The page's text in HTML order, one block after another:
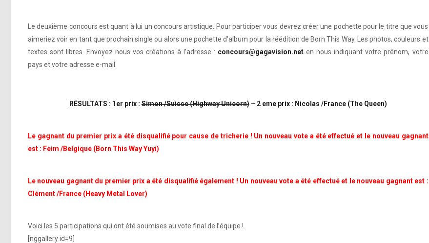
Le deuxième concours est quant à lui un concours artistique. Pour participer vous devrez créer une pochette pour le titre que vous
aimeriez voir en tant que prochain single ou alors une pochette d’album pour la réédition de Born This Way. Les photos, couleurs et
textes sont libres. Envoyez nous vos créations à l’adresse : concours@gagavision.net en nous indiquant votre prénom, votre
pays et votre adresse e-mail.
RÉSULTATS : 1er prix :Simon /Suisse (Highway Unicorn)– 2 eme prix : Nicolas /France (The Queen)
Le gagnant du premier prix a été disqualifié pour cause de tricherie ! Un nouveau vote a été effectué et le nouveau gagnant
est : Feim /Belgique (Born This Way Yuyi)
Le nouveau gagnant du premier prix a été disqualifié également ! Un nouveau vote a été effectué et le nouveau gagnant est :
Clément /France (Heavy Metal Lover)
Voici les 5 participations qui ont été soumises au vote final de l’équipe !
[nggallery id=9]